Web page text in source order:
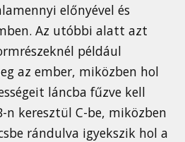
előnyével és
Az utóbbi alatt azt
például
az ember, miközben hol
láncba fűzve kell
n keresztül C-be, miközben
rándulva igyekszik hol a